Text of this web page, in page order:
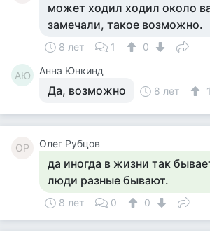
может ходил ходил около
замечали, такое возможно.
8 лет 1 0
АЮ Анна Юнкинд
Да, возможно 8 лет 1
ОР Олег Рубцов
да иногда в жизни так
люди разные бывают.
8 лет 0 0